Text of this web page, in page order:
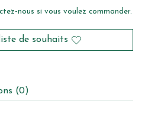
nous si vous voulez commander.
de souhaits
(0)